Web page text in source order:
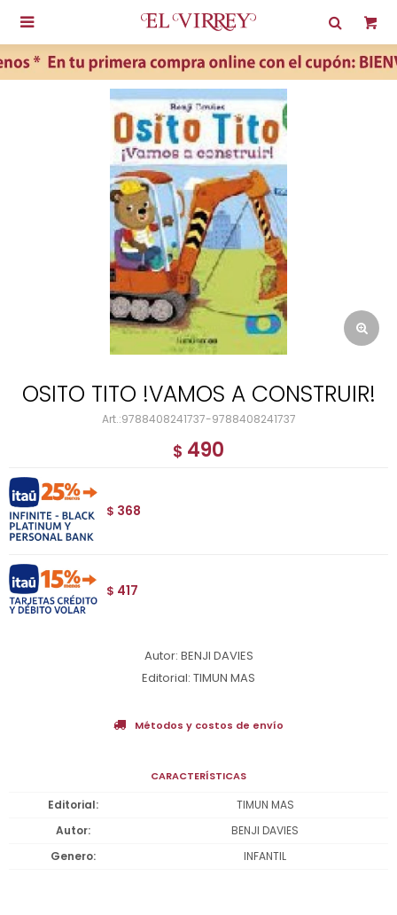

OSITO TITO !VAMOS A CONSTRUIR!
9788408241737-9788408241737
$ 490
$ 368
$ 417
Autor: BENJI DAVIES
Editorial: TIMUN MAS
Métodos y costos de envío
CARACTERÍSTICAS
Editorial
TIMUN MAS
Autor
BENJI DAVIES
Genero
INFANTIL